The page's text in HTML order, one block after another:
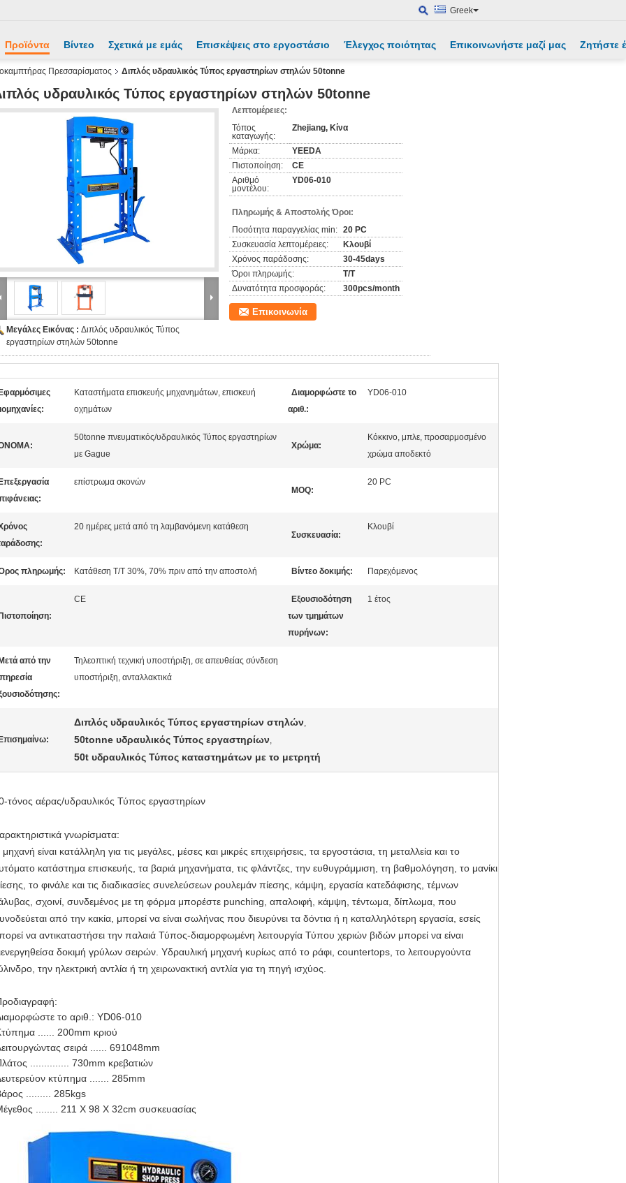
Greek
Προϊόντα Βίντεο Σχετικά με εμάς Επισκέψεις στο εργοστάσιο Έλεγχος ποιότητας Επικοινωνήστε μαζί μας Ζητήστε
Πρεσσαρίσματος Διπλός υδραυλικός Τύπος εργαστηρίων στηλών 50tonne
υδραυλικός Τύπος εργαστηρίων στηλών 50tonne
Μεγάλες Εικόνας : Διπλός υδραυλικός Τύπος
εργαστηρίων στηλών 50tonne
Λεπτομέρειες:
Τόπος
καταγωγής:
Zhejiang, Κίνα
Μάρκα:
YEEDA
Πιστοποίηση:
CE
Αριθμό
μοντέλου:
YD06-010
Πληρωμής & Αποστολής Όροι:
Ποσότητα παραγγελίας min: 20 PC
Συσκευασία λεπτομέρειες:
Κλουβί
Χρόνος παράδοσης:
30-45days
Όροι πληρωμής:
T/T
Δυνατότητα προσφοράς:
300pcs/month
Επικοινωνία
Εφαρμόσιμες
Καταστήματα επισκευής μηχανημάτων, επισκευή
οχημάτων
Διαμορφώστε το
αριθ.:
YD06-010
50tonne πνευματικός/υδραυλικός Τύπος εργαστηρίων
με Gague
Χρώμα:
Κόκκινο, μπλε, προσαρμοσμένο
χρώμα αποδεκτό
Επεξεργασία
επίστρωμα σκονών
MOQ:
20 PC
20 ημέρες μετά από τη λαμβανόμενη κατάθεση
Συσκευασία:
Κλουβί
πληρωμής: Κατάθεση T/T 30%, 70% πριν από την αποστολή Βίντεο δοκιμής: Παρεχόμενος
Πιστοποίηση:
CE
Εξουσιοδότηση
των τμημάτων
πυρήνων:
1 έτος
Μετά από την
Τηλεοπτική τεχνική υποστήριξη, σε απευθείας σύνδεση
υποστήριξη, ανταλλακτικά
Επισημαίνω:
Διπλός υδραυλικός Τύπος εργαστηρίων στηλών,
50tonne υδραυλικός Τύπος εργαστηρίων,
50t υδραυλικός Τύπος καταστημάτων με το μετρητή
τόνος αέρας/υδραυλικός Τύπος εργαστηρίων
γνωρίσματα:
είναι κατάλληλη για τις μεγάλες, μέσες και μικρές επιχειρήσεις, τα εργοστάσια, τη μεταλλεία και το
κατάστημα επισκευής, τα βαριά μηχανήματα, τις φλάντζες, την ευθυγράμμιση, τη βαθμολόγηση, το μανίκι
το φινάλε και τις διαδικασίες συνελεύσεων ρουλεμάν πίεσης, κάμψη, εργασία κατεδάφισης, τέμνων
σχοινί, συνδεμένος με τη φόρμα μπορέστε punching, απαλοιφή, κάμψη, τέντωμα, δίπλωμα, που
από την κακία, μπορεί να είναι σωλήνας που διευρύνει τα δόντια ή η καταλληλότερη εργασία, εσείς
να αντικαταστήσει την παλαιά Τύπος-διαμορφωμένη λειτουργία Τύπου χεριών βιδών μπορεί να είναι
δοκιμή γρύλων σειρών. Υδραυλική μηχανή κυρίως από το ράφι, countertops, το λειτουργούντα
την ηλεκτρική αντλία ή τη χειρωνακτική αντλία για τη πηγή ισχύος.
το αριθ.: YD06-010
...... 200mm κριού
σειρά ...... 691048mm
.............. 730mm κρεβατιών
κτύπημα ....... 285mm
......... 285kgs
........ 211 X 98 X 32cm συσκευασίας